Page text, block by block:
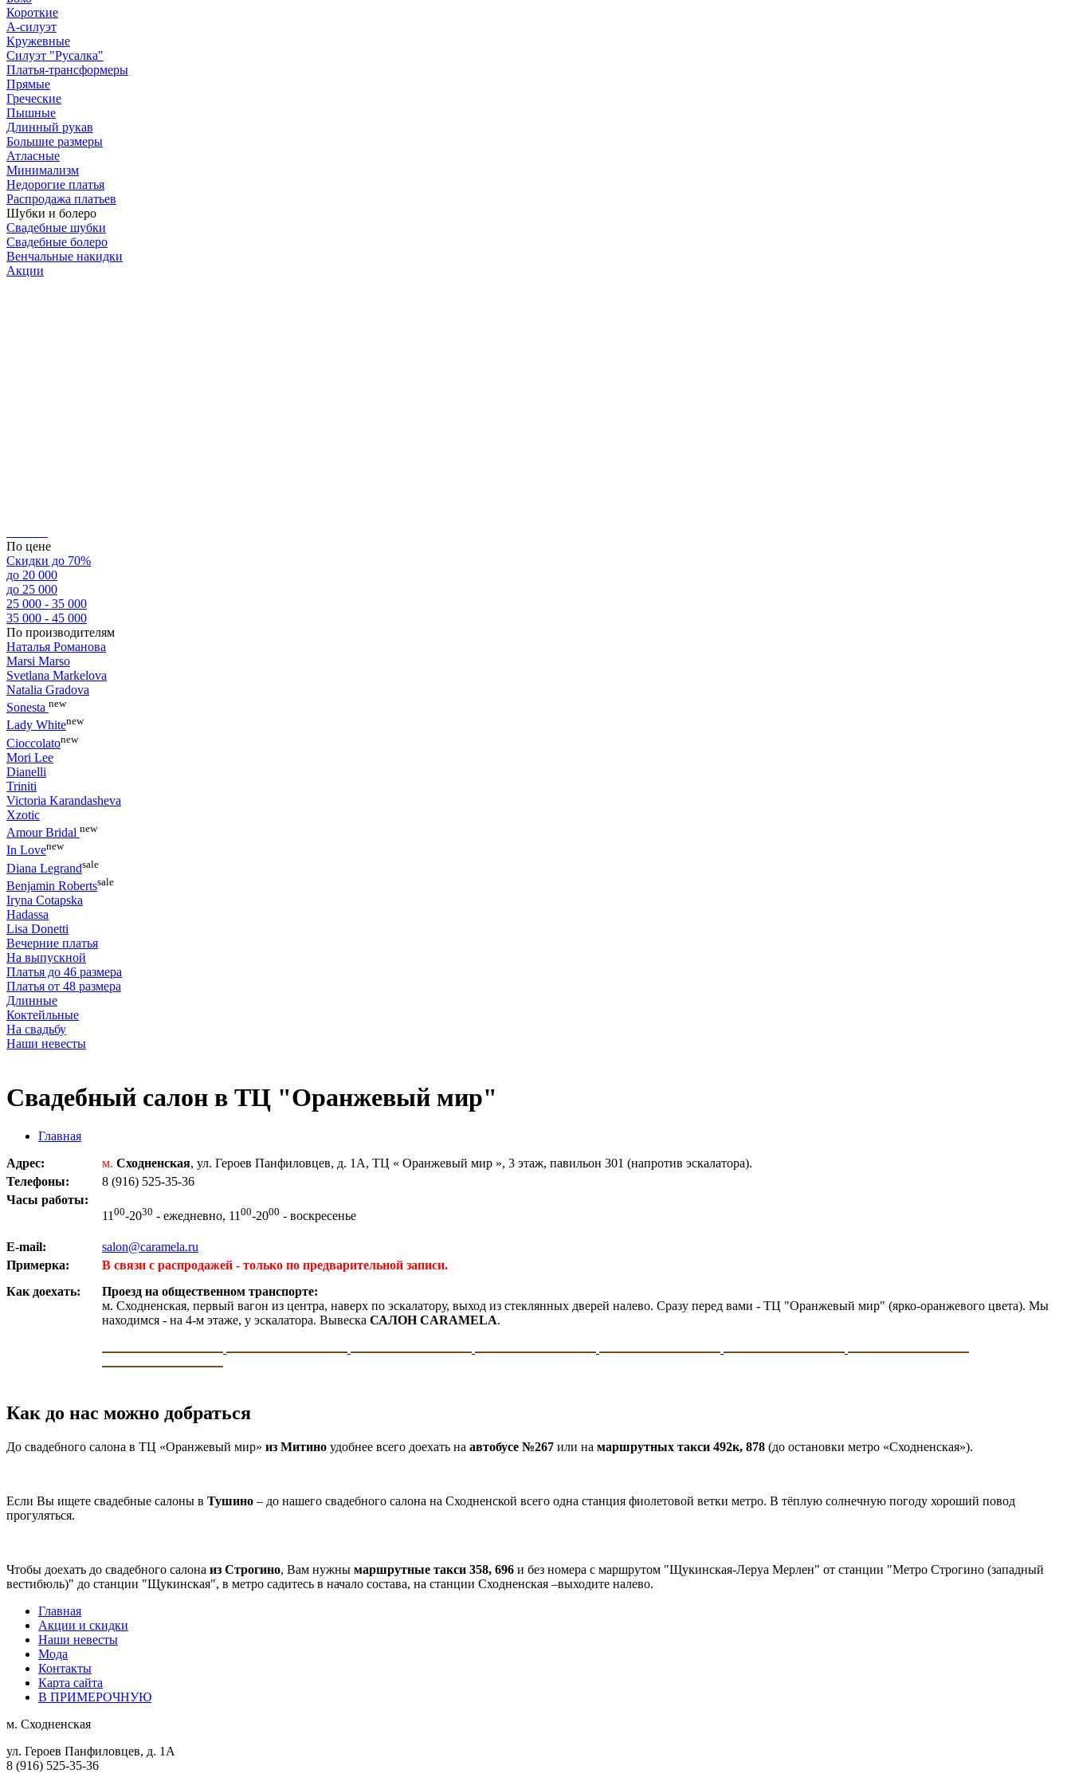
Короткие
А-силуэт
Кружевные
Силуэт "Русалка"
Платья-трансформеры
Прямые
Греческие
Пышные
Длинный рукав
Большие размеры
Атласные
Минимализм
Недорогие платья
Распродажа платьев
Шубки и болеро
Свадебные шубки
Свадебные болеро
Венчальные накидки
Акции
По цене
Скидки до 70%
до 20 000
до 25 000
25 000 - 35 000
35 000 - 45 000
По производителям
Наталья Романова
Marsi Marsо
Svetlana Markelova
Natalia Gradova
Sonesta new
Lady Whitenew
Cioccolatonew
Mori Lee
Dianelli
Triniti
Victoria Karandasheva
Xzotic
Amour Bridal new
In Lovenew
Diana Legrandsale
Benjamin Robertssale
Iryna Cotapska
Hadassa
Lisa Donetti
Вечерние платья
На выпускной
Платья до 46 размера
Платья от 48 размера
Длинные
Коктейльные
На свадьбу
Наши невесты
Свадебный салон в ТЦ "Оранжевый мир"
Главная
Адрес:
м. Сходненская, ул. Героев Панфиловцев, д. 1А, ТЦ « Оранжевый мир », 3 этаж, павильон 301 (напротив эскалатора).
Телефоны:
8 (916) 525-35-36
Часы работы:
1100-2030 - ежедневно, 1100-2000 - воскресенье
E-mail:
salon@caramela.ru
Примерка:
В связи с распродажей - только по предварительной записи.
Как доехать:
Проезд на общественном транспорте:
м. Сходненская, первый вагон из центра, наверх по эскалатору, выход из стеклянных дверей налево. Сразу перед вами - ТЦ "Оранжевый мир" (ярко-оранжевого цвета). Мы
находимся - на 4-м этаже, у эскалатора. Вывеска САЛОН CARAMELA.
Как до нас можно добраться
До свадебного салона в ТЦ «Оранжевый мир» из Митино удобнее всего доехать на автобусе №267 или на маршрутных такси 492к, 878 (до остановки метро «Сходненская»).
Если Вы ищете свадебные салоны в Тушино – до нашего свадебного салона на Сходненской всего одна станция фиолетовой ветки метро. В тёплую солнечную погоду хороший повод
прогуляться.
Чтобы доехать до свадебного салона из Строгино, Вам нужны маршрутные такси 358, 696 и без номера с маршрутом "Щукинская-Леруа Мерлен" от станции "Метро Строгино (западный
вестибюль)" до станции "Щукинская", в метро садитесь в начало состава, на станции Сходненская –выходите налево.
Главная
Акции и скидки
Наши невесты
Мода
Контакты
Карта сайта
В ПРИМЕРОЧНУЮ
м. Сходненская
ул. Героев Панфиловцев, д. 1А
8 (916) 525-35-36